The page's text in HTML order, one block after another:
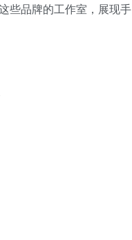
些品牌的工作室，展现手